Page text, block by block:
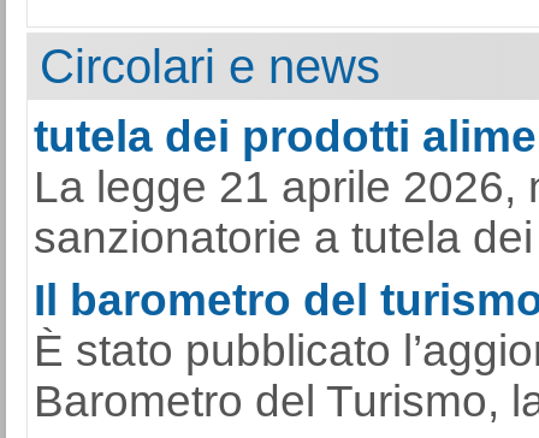
Circolari e news
tutela dei prodotti
La legge 21 aprile 2026,
sanzionatorie a tutela
Il barometro del
È stato pubblicato
Barometro del Turismo,